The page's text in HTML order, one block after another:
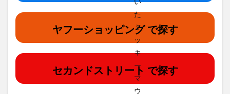
ヤフーショッピング で探す
セカンドストリート で探す